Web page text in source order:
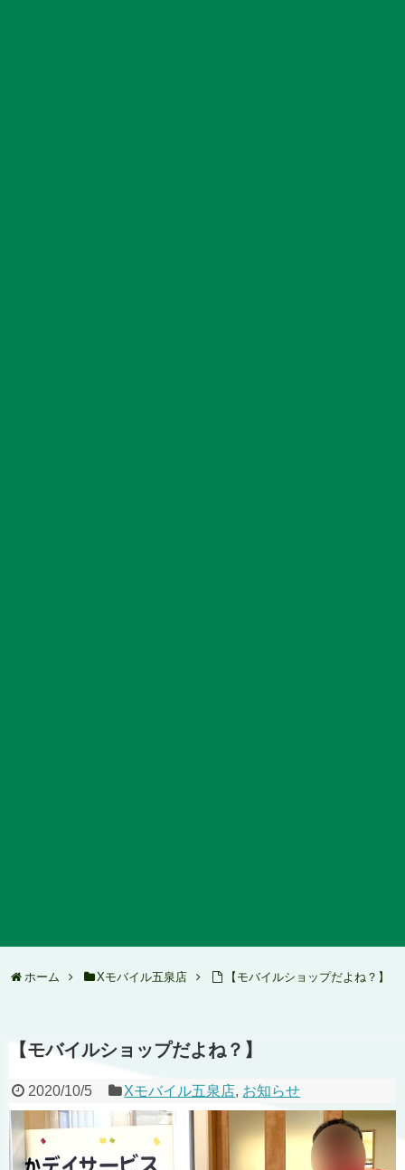
ホーム Xモバイル五泉店 【モバイルショップだよね？】
【モバイルショップだよね？】
2020/10/5 Xモバイル五泉店, お知らせ